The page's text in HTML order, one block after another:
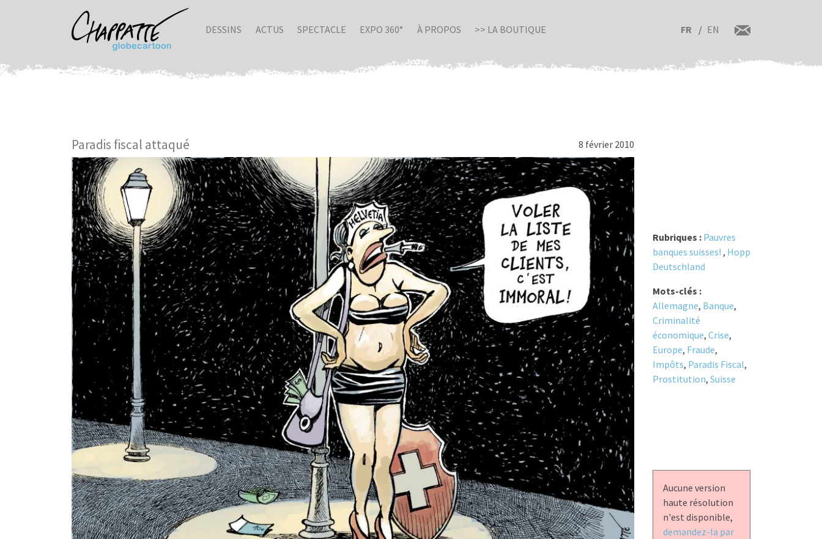
DESSINS ACTUS SPECTACLE EXPO 360° À PROPOS >> LA BOUTIQUE FR EN
Paradis fiscal attaqué 8 février 2010
Rubriques : Pauvres
banques suisses! , Hopp
Deutschland
Mots-clés :
Allemagne, Banque,
Criminalité
économique, Crise,
Europe, Fraude,
Impôts, Paradis Fiscal,
Prostitution, Suisse
Aucune version
haute résolution
n'est disponible,
demandez-la par